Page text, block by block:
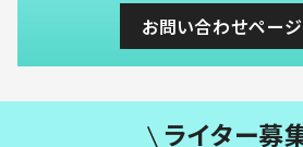
お問い合わせペー
ライター募